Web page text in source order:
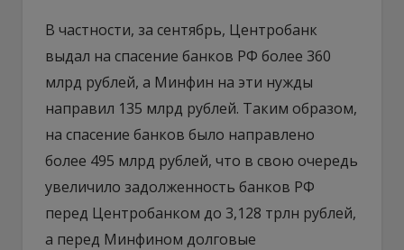
В частности, за сентябрь, Центробанк
выдал на спасение банков РФ более 360
млрд рублей, а Минфин на эти нужды
направил 135 млрд рублей. Таким образом,
на спасение банков было направлено
более 495 млрд рублей, что в свою очередь
увеличило задолженность банков РФ
перед Центробанком до 3,128 трлн рублей,
а перед Минфином долговые